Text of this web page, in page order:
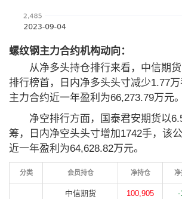
螺纹钢主力合约机构动向：
从净多头持仓排行来看，中信期货
排行榜首，日内净多头头寸减少1.77
主力合约近一年盈利为66,273.79万元。
净空排行方面，国泰君安期货以
筹，日内净空头头寸增加1742手，该
近一年盈利为64,628.82万元。
分类 会员持仓 净持仓
中信期货 100,905 -